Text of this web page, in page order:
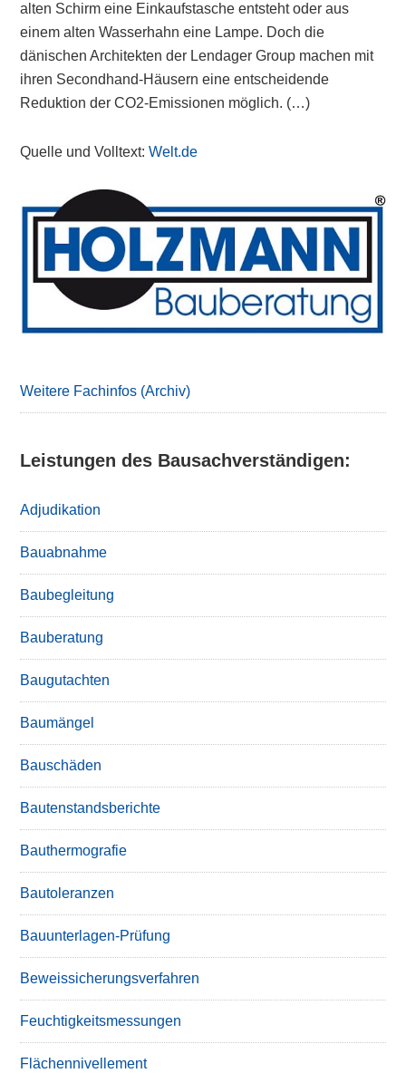
alten Schirm eine Einkaufstasche entsteht oder aus
einem alten Wasserhahn eine Lampe. Doch die
dänischen Architekten der Lendager Group machen mit
ihren Secondhand-Häusern eine entscheidende
Reduktion der CO2-Emissionen möglich. (…)
Quelle und Volltext:Welt.de
Primary
Sidebar
Weitere Fachinfos (Archiv)
Leistungen des Bausachverständigen:
Adjudikation
Bauabnahme
Baubegleitung
Bauberatung
Baugutachten
Baumängel
Bauschäden
Bautenstandsberichte
Bauthermografie
Bautoleranzen
Bauunterlagen-Prüfung
Beweissicherungsverfahren
Feuchtigkeitsmessungen
Flächennivellement